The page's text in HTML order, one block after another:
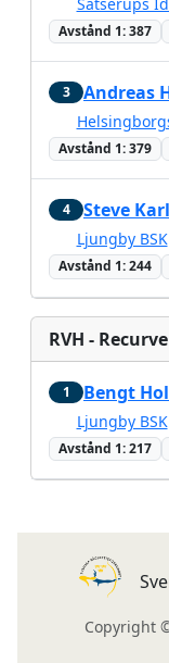
Avstånd 1: 387
3 Andreas
Avstånd 1: 379
4 Steve
Ljungby BSK
Avstånd 1: 244
RVH -
1 Bengt
Ljungby BSK
Avstånd 1: 217
Copyright